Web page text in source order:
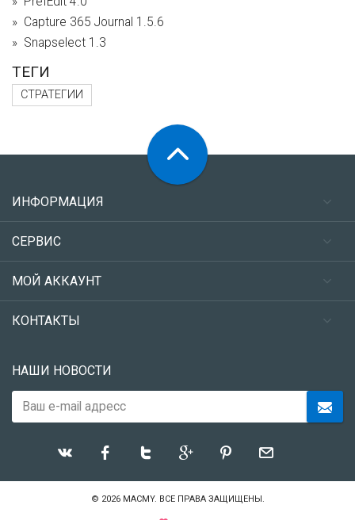
Capture 365 Journal 1.5.6
Snapselect 1.3
ТЕГИ
СТРАТЕГИИ
ИНФОРМАЦИЯ
СЕРВИС
МОЙ АККАУНТ
КОНТАКТЫ
НАШИ НОВОСТИ
© 2026 MACMY. ВСЕ ПРАВА ЗАЩИЩЕНЫ.